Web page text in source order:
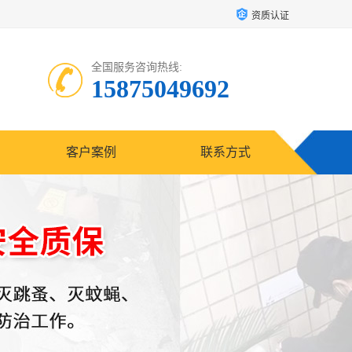
资质认证
全国服务咨询热线:
15875049692
客户案例 联系方式